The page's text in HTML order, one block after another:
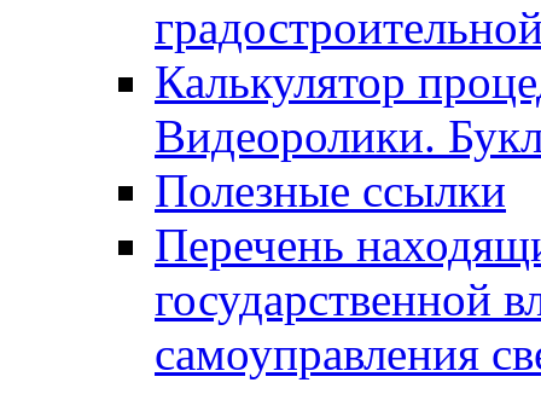
Калькулятор
Видеоролики.
Полезные ссылки
Перечень
государственной
самоуправления